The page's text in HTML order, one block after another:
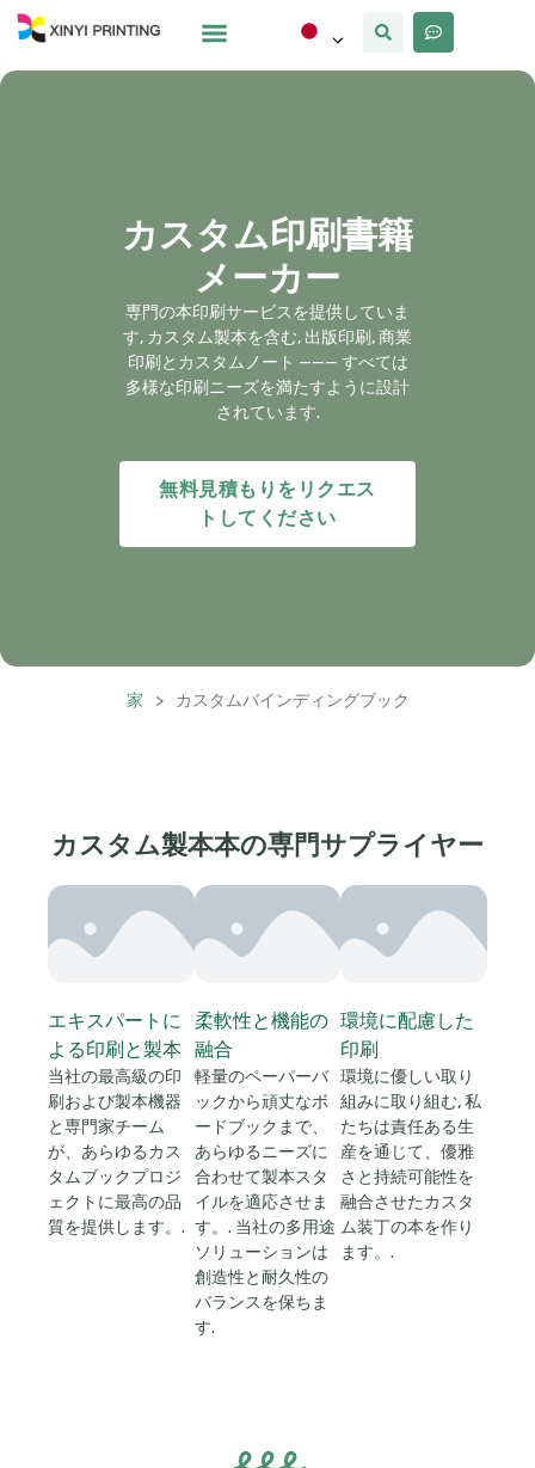
カスタム印刷書籍
メーカー
専門の本印刷サービスを提供していま
す, カスタム製本を含む, 出版印刷, 商業
印刷とカスタムノート ——— すべては
多様な印刷ニーズを満たすように設計
されています.
無料見積もりをリクエス
トしてください
家 > カスタムバインディングブック
カスタム製本本の専門サプライヤー
エキスパートに
よる印刷と製本
当社の最高級の印
刷および製本機器
と専門家チーム
が、あらゆるカス
タムブックプロジ
ェクトに最高の品
質を提供します。.
柔軟性と機能の
融合
軽量のペーパーバ
ックから頑丈なボ
ードブックまで、
あらゆるニーズに
合わせて製本スタ
イルを適応させま
す。. 当社の多用途
ソリューションは
創造性と耐久性の
バランスを保ちま
す.
環境に配慮した
印刷
環境に優しい取り
組みに取り組む, 私
たちは責任ある生
産を通じて、優雅
さと持続可能性を
融合させたカスタ
ム装丁の本を作り
ます。.